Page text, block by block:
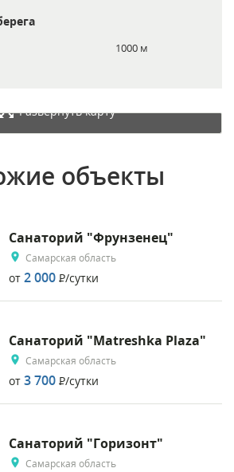
1000 м
Развернуть карту
объекты
Санаторий "Фрунзенец"
Самарская область
от 2 000 Р/сутки
Санаторий "Matreshka Plaza"
Самарская область
от 3 700 Р/сутки
Санаторий "Горизонт"
Самарская область